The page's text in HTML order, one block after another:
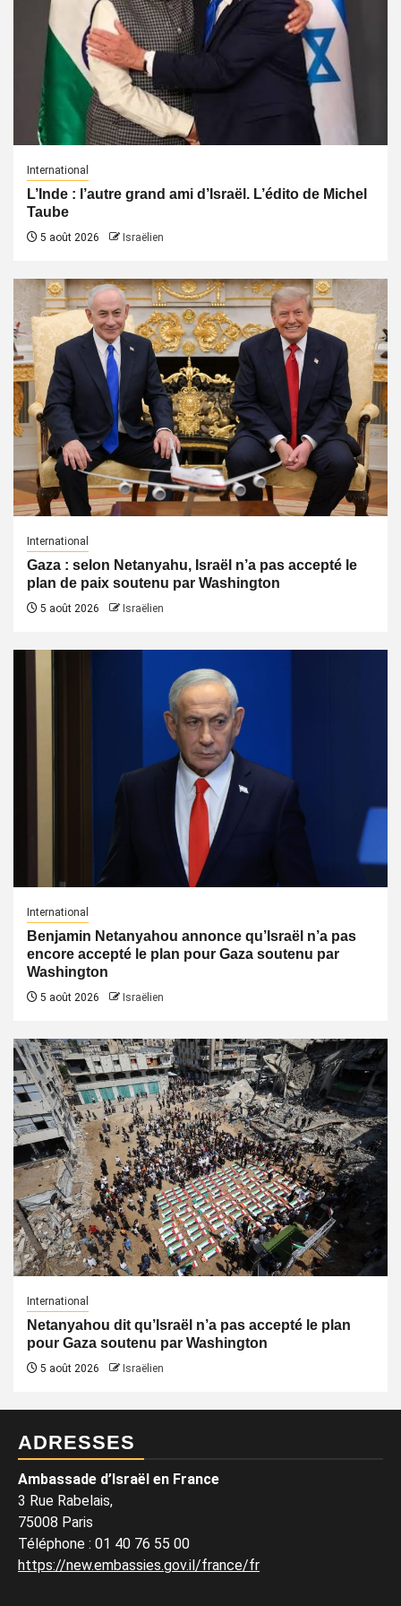
International
L’Inde : l’autre grand ami d’Israël. L’édito de Michel
Taube
5 août 2026 Israëlien
International
Gaza : selon Netanyahu, Israël n’a pas accepté le
plan de paix soutenu par Washington
5 août 2026 Israëlien
International
Benjamin Netanyahou annonce qu’Israël n’a pas
encore accepté le plan pour Gaza soutenu par
Washington
5 août 2026 Israëlien
International
Netanyahou dit qu’Israël n’a pas accepté le plan
pour Gaza soutenu par Washington
5 août 2026 Israëlien
ADRESSES
Ambassade d’Israël en France
3 Rue Rabelais,
75008 Paris
Téléphone : 01 40 76 55 00
https://new.embassies.gov.il/france/fr